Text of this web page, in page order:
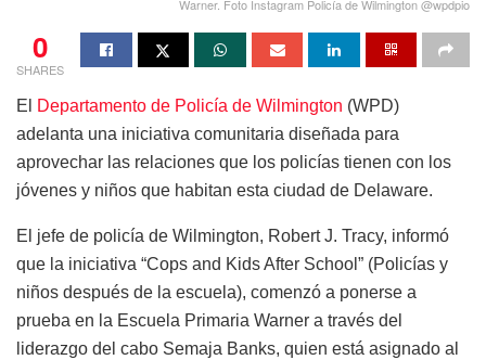
Warner. Foto Instagram Policía de Wilmington @wpdpio
0
SHARES
El Departamento de Policía de Wilmington (WPD)
adelanta una iniciativa comunitaria diseñada para
aprovechar las relaciones que los policías tienen con los
jóvenes y niños que habitan esta ciudad de Delaware.
El jefe de policía de Wilmington, Robert J. Tracy, informó
que la iniciativa “Cops and Kids After School” (Policías y
niños después de la escuela), comenzó a ponerse a
prueba en la Escuela Primaria Warner a través del
liderazgo del cabo Semaja Banks, quien está asignado al